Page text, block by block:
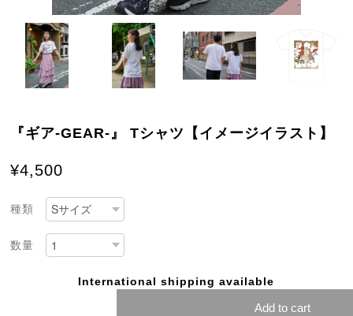
『ギア-GEAR-』 Tシャツ【イメージイラスト】
¥4,500
種類
数量
International shipping available
Add to cart